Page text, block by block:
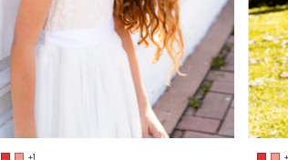
+1